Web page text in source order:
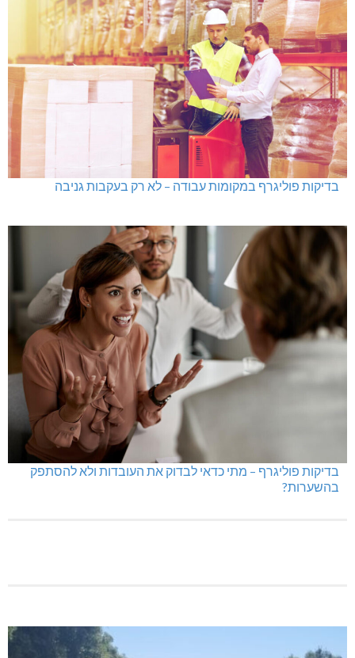
בדיקות פוליגרף במקומות עבודה – לא רק בעקבות גניבה
בדיקות פוליגרף – מתי כדאי לבדוק את העובדות ולא להסתפק
בהשערות?